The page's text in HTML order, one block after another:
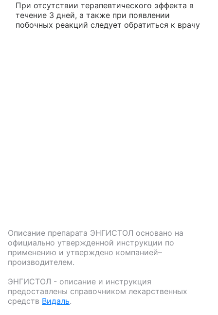
При отсутствии терапевтического эффекта в
течение 3 дней, а также при появлении
побочных реакций следует обратиться к врачу
Описание препарата ЭНГИСТОЛ основано на
официально утвержденной инструкции по
применению и утверждено компанией–
производителем.
ЭНГИСТОЛ - описание и инструкция
предоставлены справочником лекарственных
средств Видаль.